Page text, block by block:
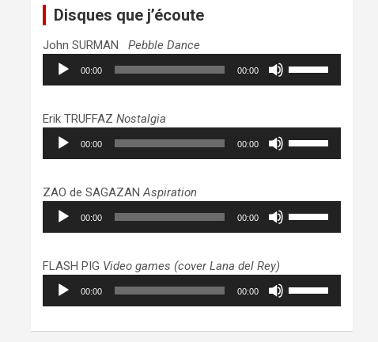
Disques que j’écoute
John SURMANPebble Dance
Lecteur
audio
00:00 00:00
pour
augmenter
ou
volume.
Erik TRUFFAZNostalgia
Lecteur
audio
00:00 00:00
pour
augmenter
ou
volume.
ZAO de SAGAZANAspiration
Lecteur
audio
00:00 00:00
pour
augmenter
ou
FLASH PIG Video games (cover Lana del Rey)
Lecteur
audio
00:00 00:00
haut/bas